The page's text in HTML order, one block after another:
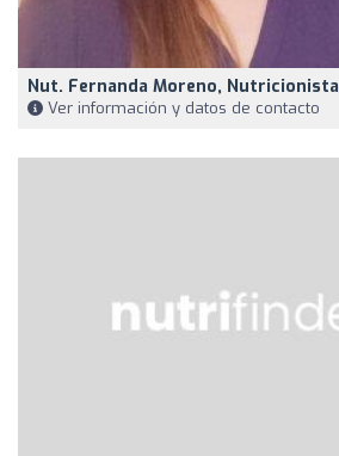
Nut. Fernanda Moreno, Nutricionista
Ver información y datos de contacto